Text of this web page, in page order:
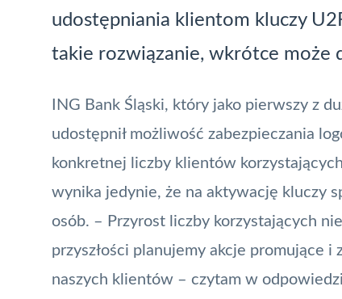
udostępniania klientom kluczy
takie rozwiązanie, wkrótce może
ING Bank Śląski, który jako pierwszy z
udostępnił możliwość zabezpieczania
konkretnej liczby klientów
wynika jedynie, że na aktywację kluczy
osób. – Przyrost liczby korzystających
przyszłości planujemy akcje promujące
naszych klientów – czytam w